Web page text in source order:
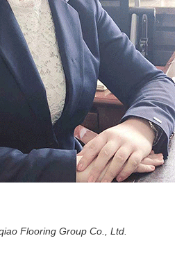
Flooring Group Co., Ltd.